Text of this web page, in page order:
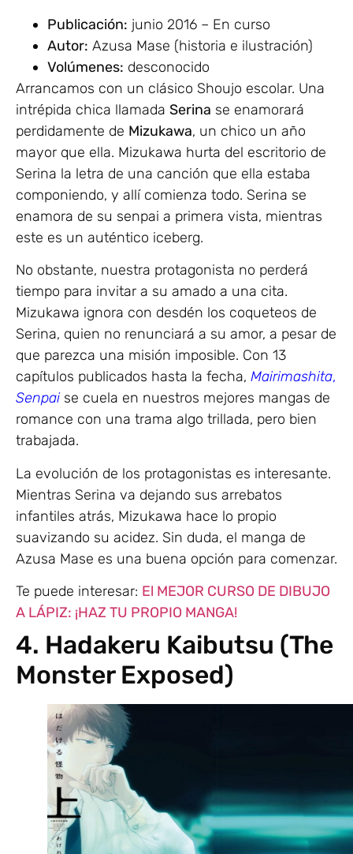
Publicación: junio 2016 – En curso
Autor: Azusa Mase (historia e ilustración)
Volúmenes: desconocido
Arrancamos con un clásico Shoujo escolar. Una
intrépida chica llamada Serina se enamorará
perdidamente de Mizukawa, un chico un año
mayor que ella. Mizukawa hurta del escritorio de
Serina la letra de una canción que ella estaba
componiendo, y allí comienza todo. Serina se
enamora de su senpai a primera vista, mientras
este es un auténtico iceberg.
No obstante, nuestra protagonista no perderá
tiempo para invitar a su amado a una cita.
Mizukawa ignora con desdén los coqueteos de
Serina, quien no renunciará a su amor, a pesar de
que parezca una misión imposible. Con 13
capítulos publicados hasta la fecha, Mairimashita,
Senpaise cuela en nuestros mejores mangas de
romance con una trama algo trillada, pero bien
trabajada.
La evolución de los protagonistas es interesante.
Mientras Serina va dejando sus arrebatos
infantiles atrás, Mizukawa hace lo propio
suavizando su acidez. Sin duda, el manga de
Azusa Mase es una buena opción para comenzar.
Te puede interesar: El MEJOR CURSO DE DIBUJO
A LÁPIZ: ¡HAZ TU PROPIO MANGA!
4. Hadakeru Kaibutsu (The
Monster Exposed)